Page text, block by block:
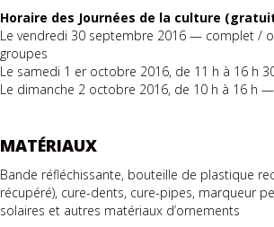
Horaire des Journées de la culture
Le vendredi 30 septembre 2016 — complet /
groupes
Le samedi 1 er octobre 2016, de 11 h à 16 h
Le dimanche 2 octobre 2016, de 10 h à 16 h
MATÉRIAUX
Bande réfléchissante, bouteille de plastique
récupéré), cure-dents, cure-pipes, marqueur
solaires et autres matériaux d’ornements